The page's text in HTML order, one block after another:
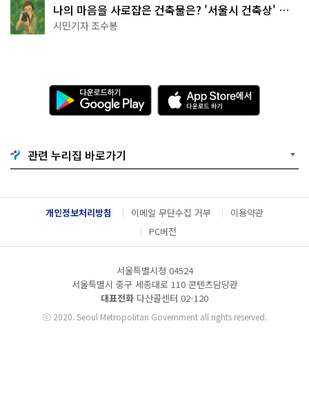
나의 마음을 사로잡은 건축물은? '서울시 건축상' 수
상작 공개!
시민기자 조수봉
다
운
로
기
G
o
g
l
e
A
p
p
e
서
다
운
관련 누리집 바로가기
개인정보처리방침 이메일 무단수집 거부
이용약관
PC버전
서울특별시청 04524
서울특별시 중구 세종대로 110 콘텐츠담당관
대표전화 다산콜센터 02-120
ⓒ2020. Seoul Metropolitan Government all rights reserved.